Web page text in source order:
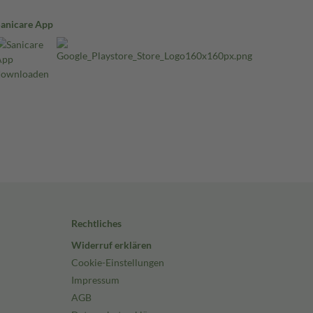
App
Rechtliches
Widerruf erklären
Cookie-Einstellungen
Impressum
AGB